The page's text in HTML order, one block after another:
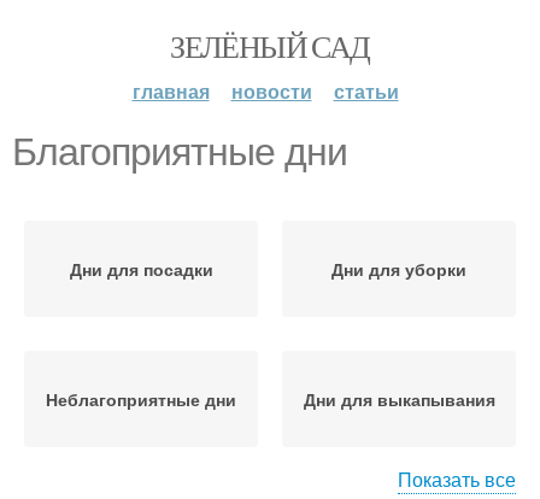
ЗЕЛЁНЫЙ САД
главная новости статьи
Благоприятные дни
Дни для посадки Дни для уборки
Неблагоприятные дни Дни для выкапывания
Показать все